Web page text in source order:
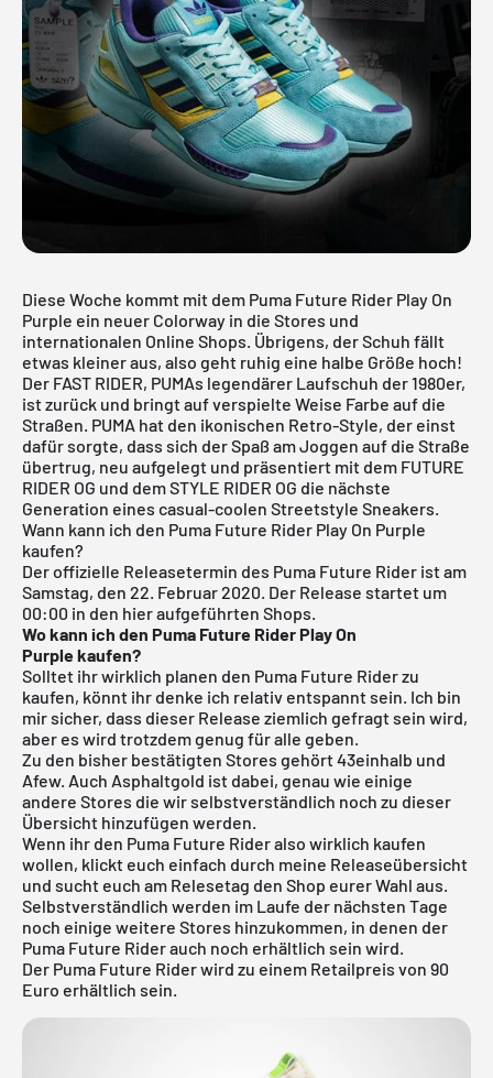
Diese Woche kommt mit dem Puma Future Rider Play On
Purple ein neuer Colorway in die Stores und
internationalen Online Shops. Übrigens, der Schuh fällt
etwas kleiner aus, also geht ruhig eine halbe Größe hoch!
Der FAST RIDER, PUMAs legendärer Laufschuh der 1980er,
ist zurück und bringt auf verspielte Weise Farbe auf die
Straßen. PUMA hat den ikonischen Retro-Style, der einst
dafür sorgte, dass sich der Spaß am Joggen auf die Straße
übertrug, neu aufgelegt und präsentiert mit dem FUTURE
RIDER OG und dem STYLE RIDER OG die nächste
Generation eines casual-coolen Streetstyle Sneakers.
Wann kann ich den Puma Future Rider Play On Purple
kaufen?
Der offizielle Releasetermin des Puma Future Rider ist am
Samstag, den 22. Februar 2020. Der Release startet um
00:00 in den hier aufgeführten Shops.
Wo kann ich den Puma Future Rider Play On
Purplekaufen?
Solltet ihr wirklich planen den Puma Future Rider zu
kaufen, könnt ihr denke ich relativ entspannt sein. Ich bin
mir sicher, dass dieser Release ziemlich gefragt sein wird,
aber es wird trotzdem genug für alle geben.
Zu den bisher bestätigten Stores gehört43einhalb und
Afew. Auch Asphaltgold ist dabei, genau wie einige
andere Stores die wir selbstverständlich noch zu dieser
Übersicht hinzufügen werden.
Wenn ihr den Puma Future Rider also wirklich kaufen
wollen, klickt euch einfach durch meine Releaseübersicht
und sucht euch am Relesetag den Shop eurer Wahl aus.
Selbstverständlich werden im Laufe der nächsten Tage
noch einige weitere Stores hinzukommen, in denen der
Puma Future Rider auch noch erhältlich sein wird.
Der Puma Future Rider wird zu einem Retailpreis von 90
Euro erhältlich sein.